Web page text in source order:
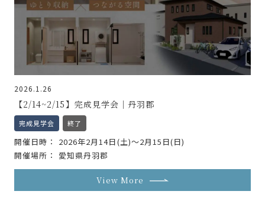
2026.1.26
【2/14~2/15】完成見学会｜丹羽郡
完成見学会 終了
開催日時
2026年2月14日(土)～2月15日(日)
開催場所
愛知県丹羽郡
View More